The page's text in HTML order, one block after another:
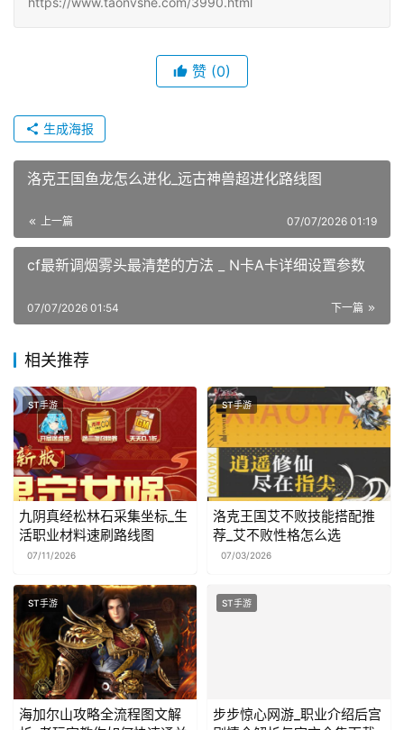
赞 (0)
生成海报
洛克王国鱼龙怎么进化_远古神兽超进化路线图
上一篇 07/07/2026 01:19
cf最新调烟雾头最清楚的方法 _ N卡A卡详细设置参数
下一篇
07/07/2026 01:54
相关推荐
ST手游
九阴真经松林石采集坐标_生
活职业材料速刷路线图
07/11/2026
ST手游
洛克王国艾不败技能搭配推
荐_艾不败性格怎么选
07/03/2026
ST手游
海加尔山攻略全流程图文解
ST手游
步步惊心网游_职业介绍后宫